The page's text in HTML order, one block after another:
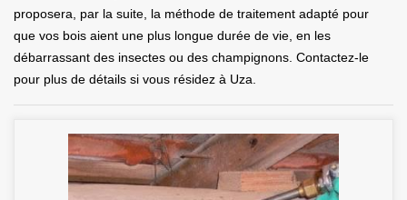
proposera, par la suite, la méthode de traitement adapté pour
que vos bois aient une plus longue durée de vie, en les
débarrassant des insectes ou des champignons. Contactez-le
pour plus de détails si vous résidez à Uza.